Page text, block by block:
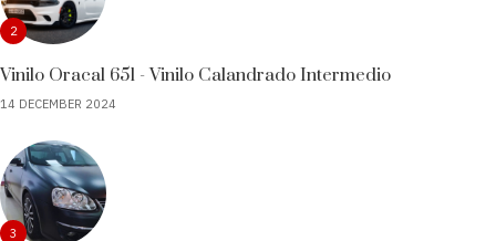
2
Vinilo Oracal 651 - Vinilo Calandrado Intermedio
14 DECEMBER 2024
3